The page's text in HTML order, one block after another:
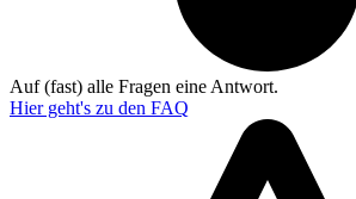
Auf (fast) alle Fragen eine Antwort.
Hier geht's zu den FAQ